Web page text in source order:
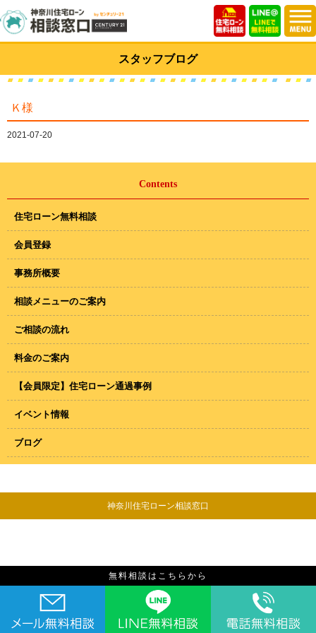
スタッフブログ
Ｋ様
2021-07-20
Contents
住宅ローン無料相談
会員登録
事務所概要
相談メニューのご案内
ご相談の流れ
料金のご案内
【会員限定】住宅ローン通過事例
イベント情報
ブログ
神奈川住宅ローン相談窓口
無料相談はこちらから